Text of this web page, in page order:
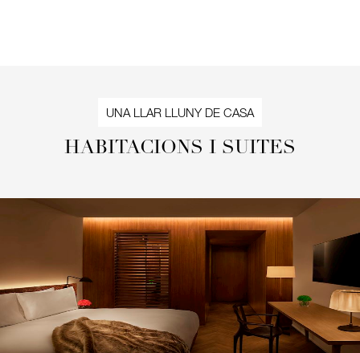
UNA LLAR LLUNY DE CASA
HABITACIONS I SUITES